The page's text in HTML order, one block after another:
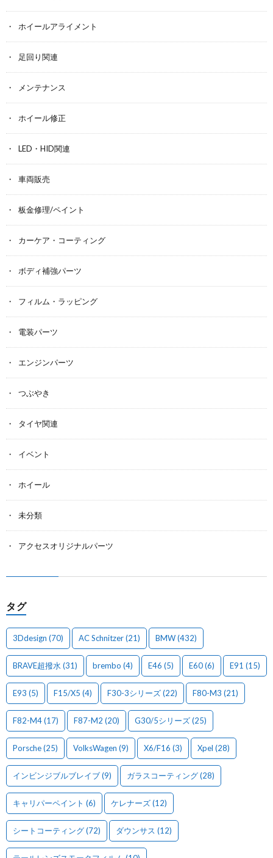
ホイールアライメント
足回り関連
メンテナンス
ホイール修正
LED・HID関連
車両販売
板金修理/ペイント
カーケア・コーティング
ボディ補強パーツ
フィルム・ラッピング
電装パーツ
エンジンパーツ
つぶやき
タイヤ関連
イベント
ホイール
未分類
アクセスオリジナルパーツ
タグ
3Ddesign (70) AC Schnitzer(21) BMW(432)
BRAVE超撥水(31) brembo (4) E46 (5) E60(6) E91 (15)
E93 (5) F15/X5 (4) F30-3シリーズ(22) F80-M3 (21)
F82-M4(17) F87-M2 (20) G30/5シリーズ(25)
Porsche(25) VolksWagen (9) X6/F16 (3) Xpel (28)
インビンジブルブレイブ(9) ガラスコーティング(28)
キャリパーペイント (6) ケレナーズ(12)
シートコーティング(72) ダウンサス (12)